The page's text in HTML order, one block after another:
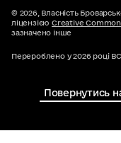
© 2026, Власність
ліцензією Creative
зазначено інше
Перероблено у 2026 році
Повернутись